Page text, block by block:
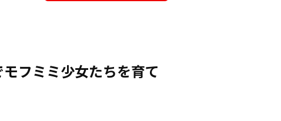
フミミ少女たちを育て